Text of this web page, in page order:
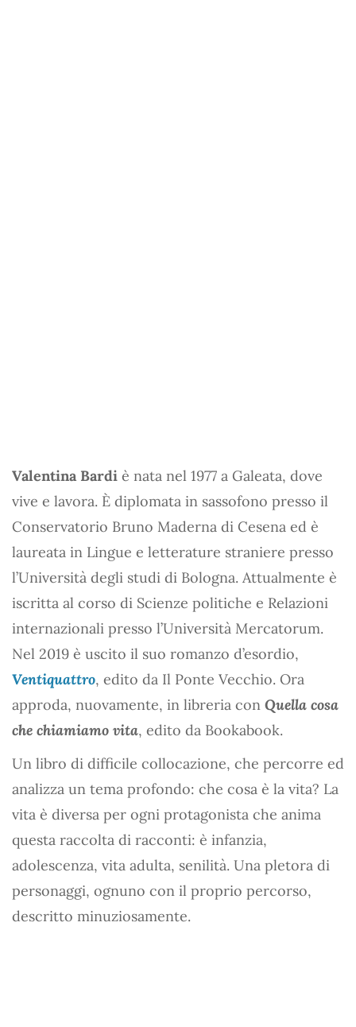
Valentina Bardi è nata nel 1977 a Galeata, dove
vive e lavora. È diplomata in sassofono presso il
Conservatorio Bruno Maderna di Cesena ed è
laureata in Lingue e letterature straniere presso
l’Università degli studi di Bologna. Attualmente è
iscritta al corso di Scienze politiche e Relazioni
internazionali presso l’Università Mercatorum.
Nel 2019 è uscito il suo romanzo d’esordio,
Ventiquattro, edito da Il Ponte Vecchio. Ora
approda, nuovamente, in libreria con Quella cosa
che chiamiamo vita, edito da Bookabook.
Un libro di difficile collocazione, che percorre ed
analizza un tema profondo: che cosa è la vita? La
vita è diversa per ogni protagonista che anima
questa raccolta di racconti: è infanzia,
adolescenza, vita adulta, senilità. Una pletora di
personaggi, ognuno con il proprio percorso,
descritto minuziosamente.